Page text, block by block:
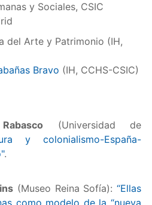
y Sociales, CSIC
del Arte y Patrimonio (IH,
Bravo (IH, CCHS-CSIC)
(Universidad de
y colonialismo-España-
.
(Museo Reina Sofía):“Ellas
como modelo de la “nueva